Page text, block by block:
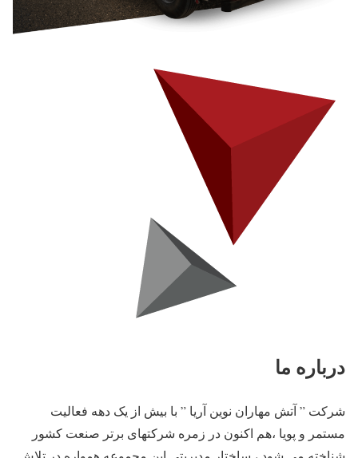
درباره ما
شرکت ” آتش مهاران نوین آریا ” با بیش از یک دهه فعالیت
مستمر و پویا ،هم اکنون در زمره شرکتهای برتر صنعت کشور